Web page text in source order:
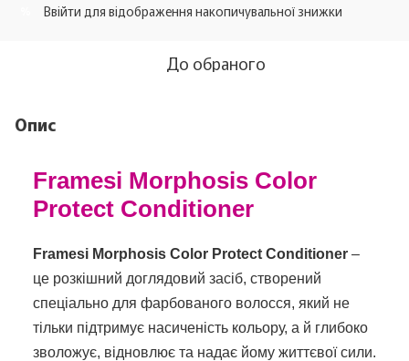
Ввійти для відображення накопичувальної знижки
До обраного
Опис
Framesi Morphosis Color
Protect Conditioner
Framesi Morphosis Color Protect Conditioner –
це розкішний доглядовий засіб, створений
спеціально для фарбованого волосся, який не
тільки підтримує насиченість кольору, а й глибоко
зволожує, відновлює та надає йому життєвої сили.